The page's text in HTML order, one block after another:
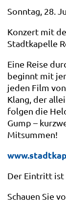
Sonntag, 28.
Konzert mit
Stadtkapelle
Eine Reise
beginnt mit
jeden Film
Klang, der
folgen die
Gump –
Mitsummen!
Der Eintritt ist
Schauen Sie